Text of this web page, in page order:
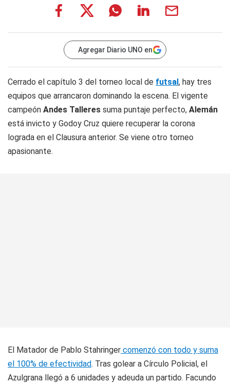
Agregar Diario UNO en
Cerrado el capítulo 3 del torneo local de futsal, hay tres
equipos que arrancaron dominando la escena. El vigente
campeón Andes Talleres suma puntaje perfecto, Alemán
está invicto y Godoy Cruz quiere recuperar la corona
lograda en el Clausura anterior. Se viene otro torneo
apasionante.
El Matador de Pablo Stahringer comenzó con todo y suma
el 100% de efectividad. Tras golear a Círculo Policial, el
Azulgrana llegó a 6 unidades y adeuda un partido. Facundo